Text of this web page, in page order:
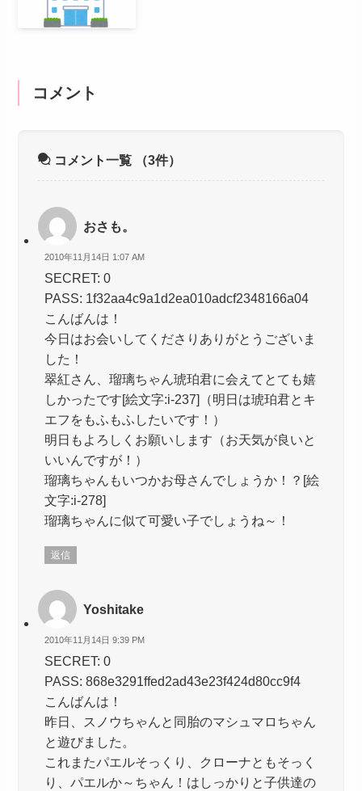
コメント
コメント一覧 （3件）
おさも。
2010年11月14日 1:07 AM
SECRET: 0
PASS: 1f32aa4c9a1d2ea010adcf2348166a04
こんばんは！
今日はお会いしてくださりありがとうございま
した！
翠紅さん、瑠璃ちゃん琥珀君に会えてとても嬉
しかったです[絵文字:i-237]（明日は琥珀君とキ
エフをもふもふしたいです！）
明日もよろしくお願いします（お天気が良いと
いいんですが！）
瑠璃ちゃんもいつかお母さんでしょうか！？[絵
文字:i-278]
瑠璃ちゃんに似て可愛い子でしょうね～！
返信
Yoshitake
2010年11月14日 9:39 PM
SECRET: 0
PASS: 868e3291ffed2ad43e23f424d80cc9f4
こんばんは！
昨日、スノウちゃんと同胎のマシュマロちゃん
と遊びました。
これまたパエルそっくり、クローナともそっく
り、パエルか～ちゃん！はしっかりと子供達の